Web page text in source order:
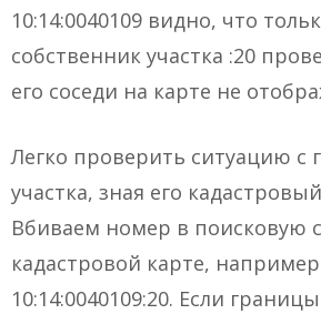
10:14:0040109 видно, что
собственник участка :20
его соседи на карте не
Легко проверить ситуацию с
участка, зная его
Вбиваем номер в поисковую
кадастровой карте, например
10:14:0040109:20. Если